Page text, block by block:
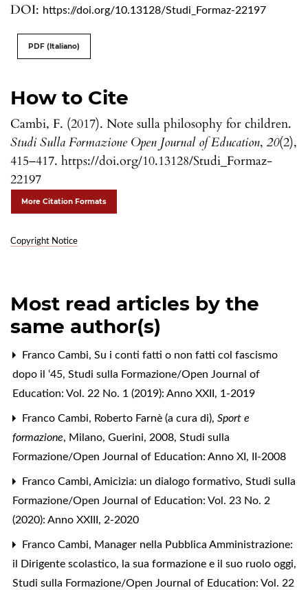
DOI: https://doi.org/10.13128/Studi_Formaz-22197
How to Cite
Cambi, F. (2017). Note sulla philosophy for children.
Studi Sulla Formazione Open Journal of Education, 20(2),
415–417. https://doi.org/10.13128/Studi_Formaz-
22197
More Citation Formats
Copyright Notice
PDF (Italiano)
Most read articles by the
same author(s)
Franco Cambi, Su i conti fatti o non fatti col fascismo
dopo il ‘45, Studi sulla Formazione/Open Journal of
Education: Vol. 22 No. 1 (2019): Anno XXII, 1-2019
Franco Cambi, Roberto Farnè (a cura di), Sport e
formazione, Milano, Guerini, 2008, Studi sulla
Formazione/Open Journal of Education: Anno XI, II-2008
Franco Cambi, Amicizia: un dialogo formativo, Studi sulla
Formazione/Open Journal of Education: Vol. 23 No. 2
(2020): Anno XXIII, 2-2020
Franco Cambi, Manager nella Pubblica Amministrazione:
il Dirigente scolastico, la sua formazione e il suo ruolo oggi,
Studi sulla Formazione/Open Journal of Education: Vol. 22